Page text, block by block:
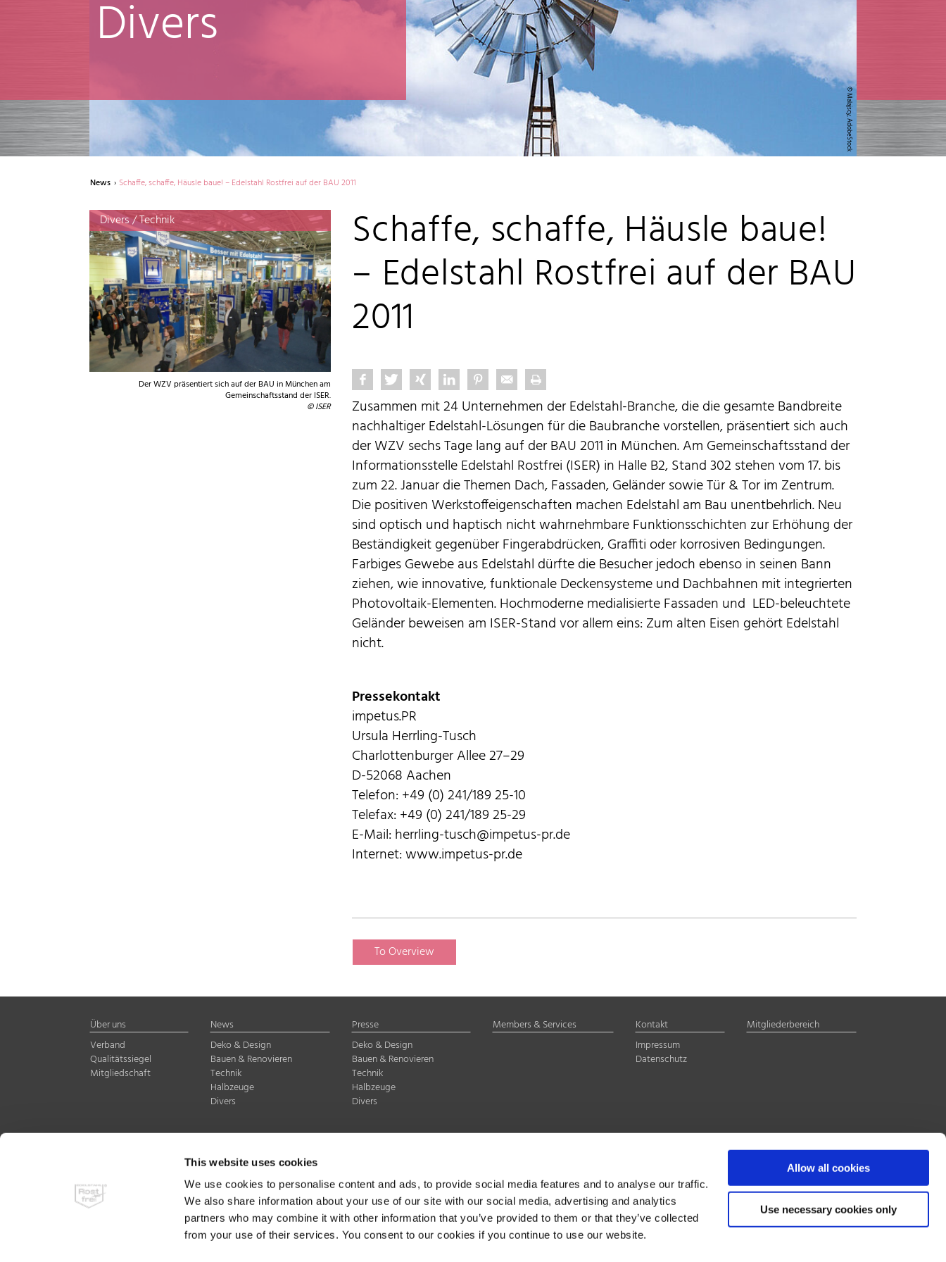
This website uses cookies
We use cookies to personalise content and ads, to provide social media features and to analyse our traffic.
We also share information about your use of our site with our social media, advertising and analytics
partners who may combine it with other information that you’ve provided to them or that they’ve collected
from your use of their services. You consent to our cookies if you continue to use our website.
Allow all cookies
Use necessary cookies only
© Malajscy, AdobeStock
Divers
News Schaffe, schaffe, Häusle baue! – Edelstahl Rostfrei auf der BAU 2011
Divers / Technik
Der WZV präsentiert sich auf der BAU in München am
Gemeinschaftsstand der ISER.
© ISER
Schaffe, schaffe, Häusle baue!
– Edelstahl Rostfrei auf der BAU
2011
Zusammen mit 24 Unternehmen der Edelstahl-Branche, die die gesamte Bandbreite
nachhaltiger Edelstahl-Lösungen für die Baubranche vorstellen, präsentiert sich auch
der WZV sechs Tage lang auf der BAU 2011 in München. Am Gemeinschaftsstand der
Informationsstelle Edelstahl Rostfrei (ISER) in Halle B2, Stand 302 stehen vom 17. bis
zum 22. Januar die Themen Dach, Fassaden, Geländer sowie Tür & Tor im Zentrum.
Die positiven Werkstoffeigenschaften machen Edelstahl am Bau unentbehrlich. Neu
sind optisch und haptisch nicht wahrnehmbare Funktionsschichten zur Erhöhung der
Beständigkeit gegenüber Fingerabdrücken, Graffiti oder korrosiven Bedingungen.
Farbiges Gewebe aus Edelstahl dürfte die Besucher jedoch ebenso in seinen Bann
ziehen, wie innovative, funktionale Deckensysteme und Dachbahnen mit integrierten
Photovoltaik-Elementen. Hochmoderne medialisierte Fassaden und LED-beleuchtete
Geländer beweisen am ISER-Stand vor allem eins: Zum alten Eisen gehört Edelstahl
nicht.
Pressekontakt
impetus.PR
Ursula Herrling-Tusch
Charlottenburger Allee 27–29
D-52068 Aachen
Telefon: +49 (0) 241/189 25-10
Telefax: +49 (0) 241/189 25-29
E-Mail: herrling-tusch@impetus-pr.de
Internet: www.impetus-pr.de
To Overview
Über uns
Verband
Qualitätssiegel
Mitgliedschaft
News
Deko & Design
Bauen & Renovieren
Technik
Halbzeuge
Divers
Presse
Deko & Design
Bauen & Renovieren
Technik
Halbzeuge
Divers
Members & Services
Kontakt
Impressum
Datenschutz
Mitgliederbereich
Warenzeichenverband Edelstahl Rostfrei e.V.
Sohnstraße 65 · 40237 Düsseldorf
Telefon:+49 (0)211 67 07-8 35
info@wzv-rostfrei.de
www.wzv-rostfrei.de
© 2023 Warenzeichenverband Edelstahl Rostfrei e.V., Düsseldorf